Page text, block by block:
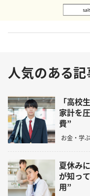
人気のある記
「高校
家計を
費”
お金・学ぶ
夏休み
が知っ
用”